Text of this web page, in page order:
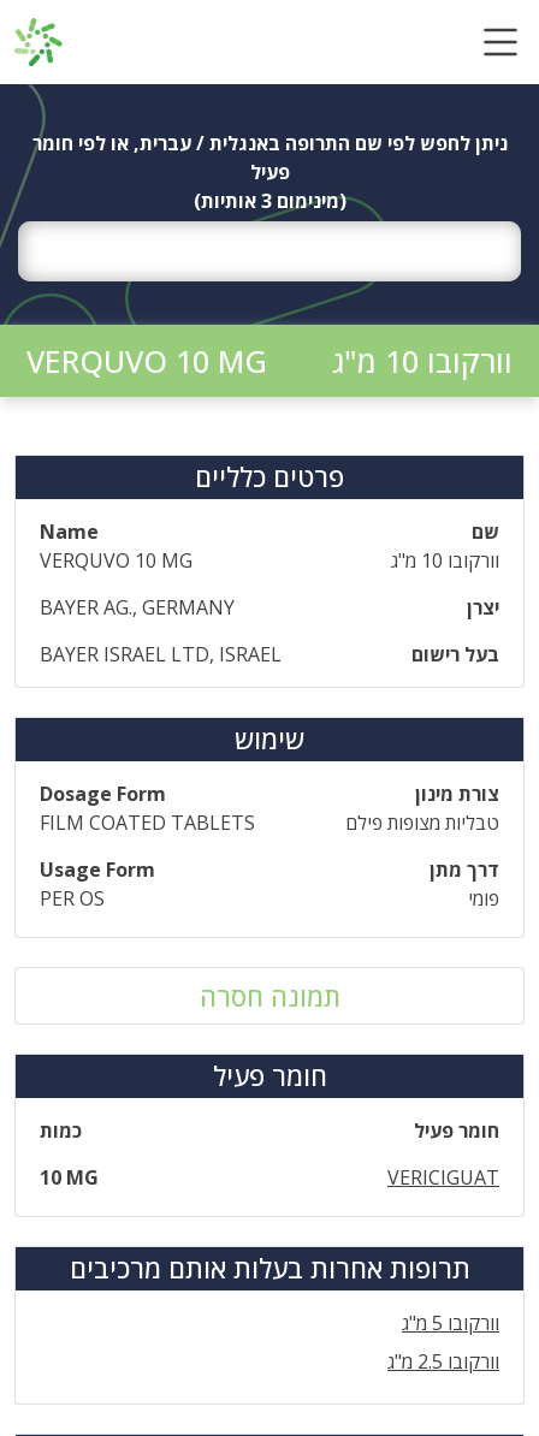
ניתן לחפש לפי שם התרופה באנגלית / עברית, או לפי חומר
פעיל
(מינימום 3 אותיות)
וורקובו 10 מ"ג VERQUVO 10 MG
פרטים כלליים
שם
Name
וורקובו 10 מ"ג
VERQUVO 10 MG
יצרן
BAYER AG., GERMANY
בעל רישום
BAYER ISRAEL LTD, ISRAEL
שימוש
צורת מינון
Dosage Form
טבליות מצופות פילם
FILM COATED TABLETS
דרך מתן
Usage Form
פומי
PER OS
תמונה חסרה
חומר פעיל
חומר פעיל
כמות
VERICIGUAT
10 MG
תרופות אחרות בעלות אותם מרכיבים
וורקובו 5 מ"ג
וורקובו 2.5 מ"ג